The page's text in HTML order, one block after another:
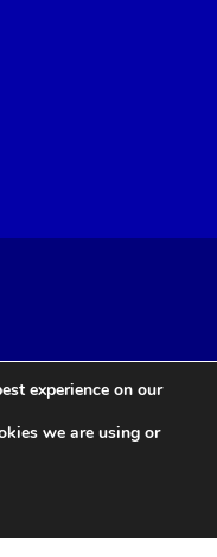
experience on our
we are using or